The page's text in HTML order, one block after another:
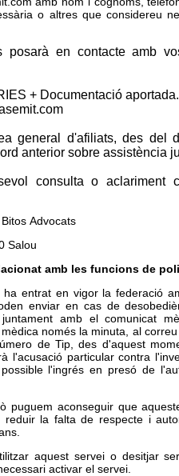
o altres que considereu
posarà en contacte amb
+ Documentació aportada.
general d'afiliats, des del
anterior sobre assistència
consulta o aclariment
Advocats
Salou
amb les funcions de
entrat en vigor la federació
enviar en cas de
amb el comunicat
només la minuta, al
de Tip, des d'aquest
l'acusació particular contra
l'ingrés en presó de
puguem aconseguir que
la falta de respecte i
aquest servei o desitjar
activar el servei.